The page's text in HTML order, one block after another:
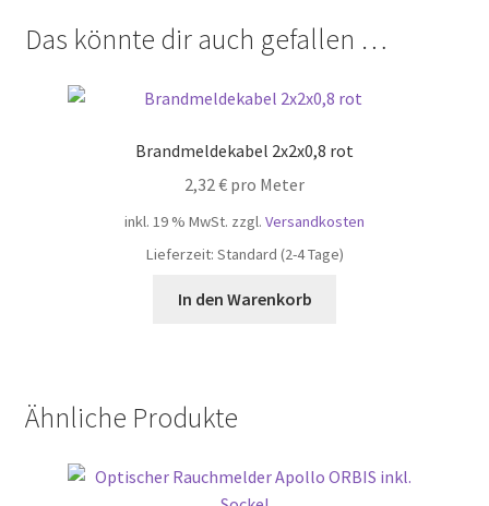
Das könnte dir auch gefallen …
Brandmeldekabel 2x2x0,8 rot
2,32 € pro Meter
inkl. 19 % MwSt. zzgl. Versandkosten
Lieferzeit: Standard (2-4 Tage)
In den Warenkorb
Ähnliche Produkte